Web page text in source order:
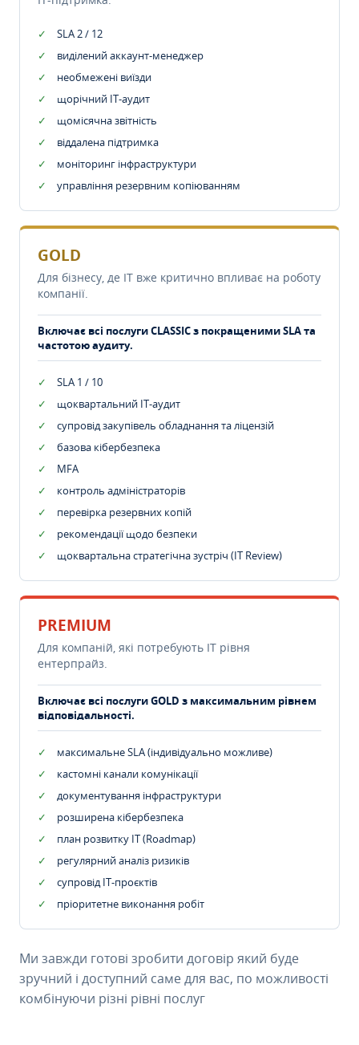
SLA 2 / 12
виділений аккаунт-менеджер
необмежені виїзди
щорічний IT-аудит
щомісячна звітність
віддалена підтримка
моніторинг інфраструктури
управління резервним копіюванням
GOLD
Для бізнесу, де IT вже критично впливає на роботу
компанії.
Включає всі послуги CLASSIC з покращеними SLA та
частотою аудиту.
SLA 1 / 10
щоквартальний IT-аудит
супровід закупівель обладнання та ліцензій
базова кібербезпека
MFA
контроль адміністраторів
перевірка резервних копій
рекомендації щодо безпеки
щоквартальна стратегічна зустріч (IT Review)
PREMIUM
Для компаній, які потребують ІТ рівня
ентерпрайз.
Включає всі послуги GOLD з максимальним рівнем
відповідальності.
максимальне SLA (індивідуально можливе)
кастомні канали комунікації
документування інфраструктури
розширена кібербезпека
план розвитку IT (Roadmap)
регулярний аналіз ризиків
супровід ІТ-проєктів
пріоритетне виконання робіт
Ми завжди готові зробити договір який буде
зручний і доступний саме для вас, по можливості
комбінуючи різні рівні послуг